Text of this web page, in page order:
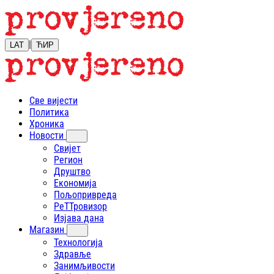
LAT | ЋИР
Све вијести
Политика
Хроника
Новости
Свијет
Регион
Друштво
Економија
Пољопривреда
РеТТровизор
Изјава дана
Магазин
Технологија
Здравље
Занимљивости